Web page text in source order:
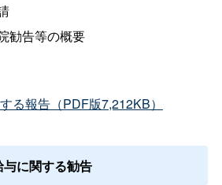
勧告等の概要
る報告（PDF版7,212KB）
に関する勧告